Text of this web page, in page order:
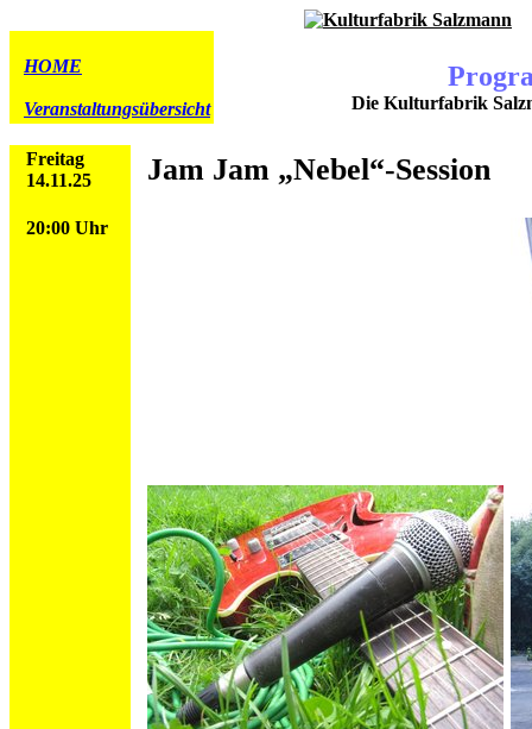
HOME
Veranstaltungsübersicht Die Kulturfabrik
Freitag
14.11.25
Jam Jam „Nebel“-Session
20:00 Uhr